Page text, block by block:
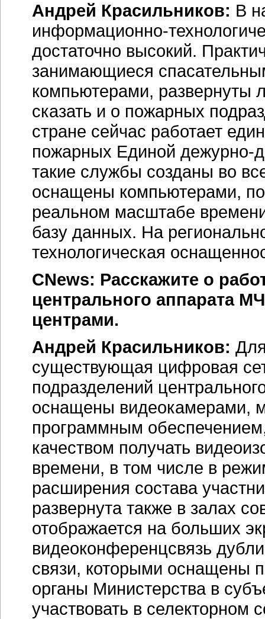
Андрей Красильников: В
информационно-
достаточно высокий.
занимающиеся
компьютерами, развернуты
сказать и о пожарных
стране сейчас работает
пожарных Единой дежурно-
такие службы созданы во
оснащены компьютерами,
реальном масштабе
базу данных. На
технологическая
CNews: Расскажите о
центрального аппарата
центрами.
Андрей Красильников:
существующая цифровая
подразделений
оснащены видеокамерами,
программным
качеством получать
времени, в том числе в
расширения состава
развернута также в залах
отображается на больших
видеоконференцсвязь
связи, которыми оснащены
органы Министерства в
участвовать в селекторном